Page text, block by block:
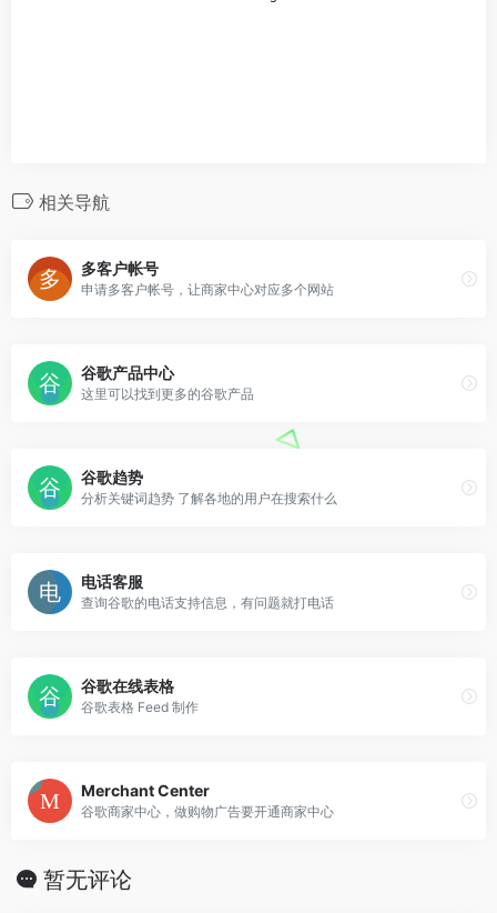
相关导航
多客户帐号
申请多客户帐号，让商家中心对应多个网站
谷歌产品中心
这里可以找到更多的谷歌产品
谷歌趋势
分析关键词趋势 了解各地的用户在搜索什么
电话客服
查询谷歌的电话支持信息，有问题就打电话
谷歌在线表格
谷歌表格 Feed 制作
Merchant Center
谷歌商家中心，做购物广告要开通商家中心
暂无评论